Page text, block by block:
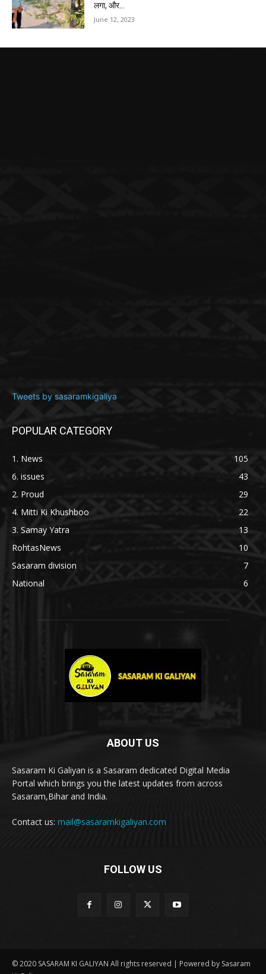
लगा, और...
June 12, 2023
Tweets by sasaramkigaliya
POPULAR CATEGORY
1. News
105
6. issues
43
2. Proud
29
4. Mitti Ki Khushboo
22
3. Samay Yatra
13
RohtasNews
10
Sasaram division
7
National
6
ABOUT US
Sasaram Ki Galiyan is a Sasaram dedicated Digital Media
Portal which brings you the latest updates from across
Sasaram,Bihar and India.
Contact us: mail@sasaramkigaliyan.com
FOLLOW US
© 2020 SASARAM KI GALIYAN All rights reserved | Powered by Sasaram